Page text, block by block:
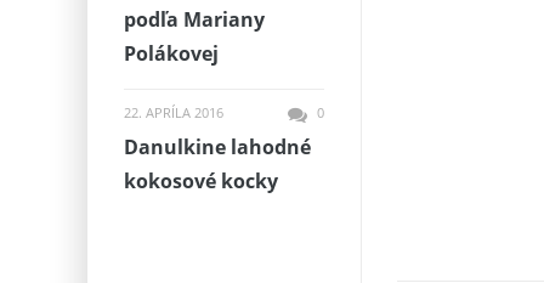
podľa Mariany
Polákovej
22. APRÍLA 2016 0
Danulkine lahodné
kokosové kocky